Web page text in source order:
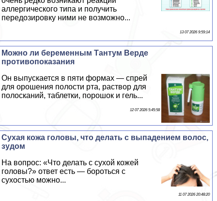
аллергического типа и получить
передозировку ними не возможно...
13 07 2026 9:59:14
Можно ли беременным Тантум Верде
противопоказания
Он выпускается в пяти формах — спрей
для орошения полости рта, раствор для
полосканий, таблетки, порошок и гель...
12 07 2026 5:45:58
Сухая кожа головы, что делать с выпадением волос,
зудом
На вопрос: «Что делать с сухой кожей
головы?» ответ есть — бороться с
сухостью можно...
11 07 2026 20:48:20